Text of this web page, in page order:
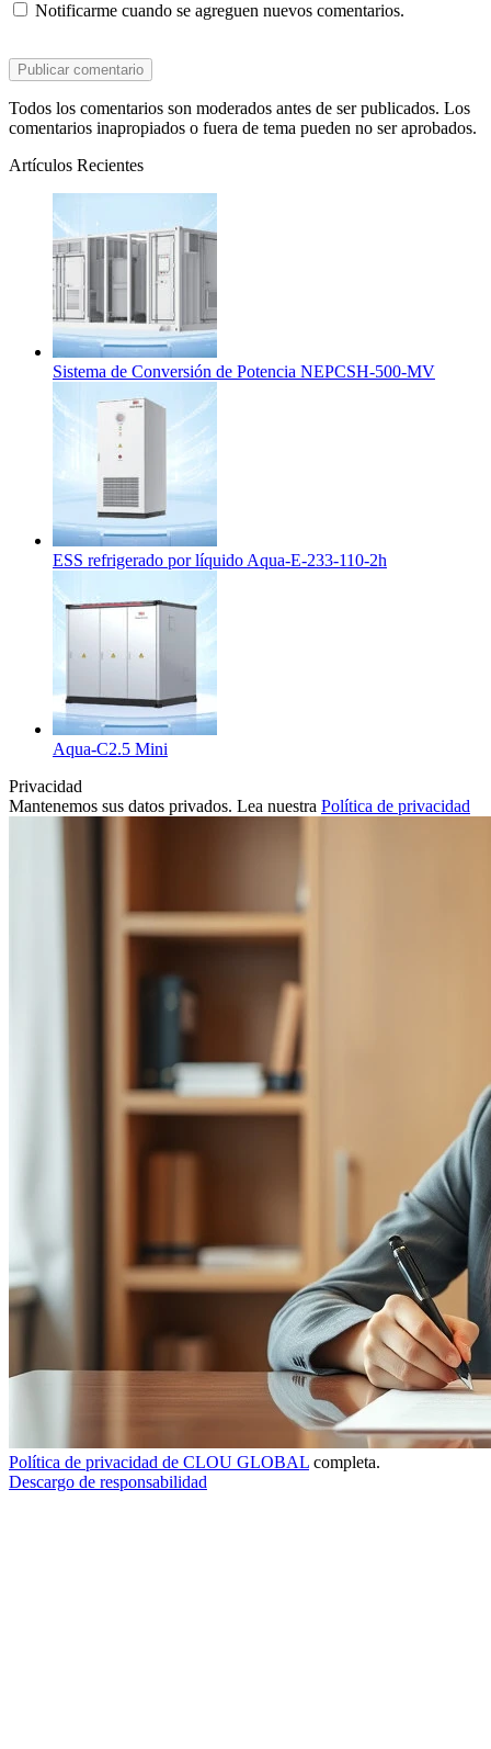
Notificarme cuando se agreguen nuevos comentarios.
Todos los comentarios son moderados antes de ser publicados. Los
comentarios inapropiados o fuera de tema pueden no ser aprobados.
Artículos Recientes
Sistema de Conversión de Potencia NEPCSH-500-MV
ESS refrigerado por líquido Aqua-E-233-110-2h
Aqua-C2.5 Mini
Privacidad
Mantenemos sus datos privados. Lea nuestra Política de privacidad
Política de privacidad de CLOU GLOBAL completa.
Descargo de responsabilidad